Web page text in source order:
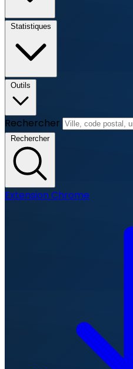
Statistiques
Outils
Rechercher
Rechercher
Extension Chrome